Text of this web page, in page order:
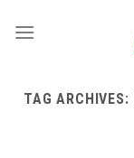
TAG ARCHIVES: